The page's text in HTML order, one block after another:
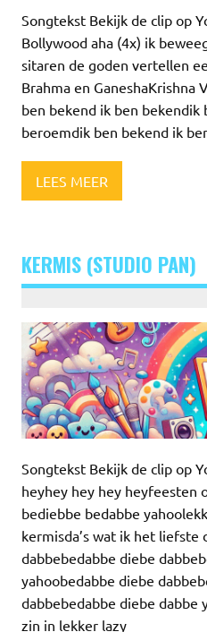
Songtekst Bekijk de clip op
Bollywood aha (4x) ik
sitaren de goden vertellen
Brahma en GaneshaKrishna
ben bekend ik ben bekendik
beroemdik ben bekend ik
LEES MEER
KERMIS (STUDIO PAN)
Songtekst Bekijk de clip op
heyhey hey hey heyfeesten
bediebbe bedabbe
kermisda’s wat ik het liefste
dabbebedabbe diebe
yahoobedabbe diebe
dabbebedabbe diebe dabbe
zin in lekker lazy